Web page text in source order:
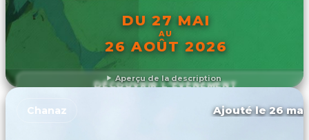
Aperçu de la description
DU 27 MAI
AU
26 AOÛT 2026
DÉCOUVRIR L'ÉVÉNEMENT
Chanaz Ajouté le 26